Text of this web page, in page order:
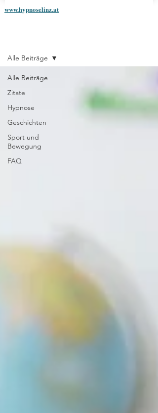
www.hypnoselinz.at
Alle Beiträge
Zitate
Hypnose
Geschichten
Sport und
Bewegung
FAQ
Alle Beiträge